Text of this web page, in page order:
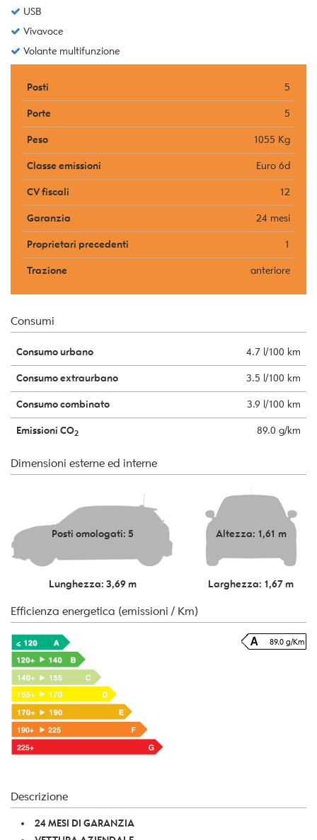
USB
Vivavoce
Volante multifunzione
Posti 5
Porte 5
Peso 1055 Kg
Classe emissioni Euro 6d
CV fiscali 12
Garanzia 24 mesi
Proprietari precedenti 1
Trazione anteriore
Consumi
Consumo urbano 4.7 l/100 km
Consumo extraurbano 3.5 l/100 km
Consumo combinato 3.9 l/100 km
Emissioni CO2 89.0 g/km
Dimensioni esterne ed interne
Posti omologati: 5
Lunghezza: 3,69 m
Altezza: 1,61 m
Larghezza: 1,67 m
Efficienza energetica (emissioni / Km)
89.0 g/Km
Descrizione
24 MESI DI GARANZIA